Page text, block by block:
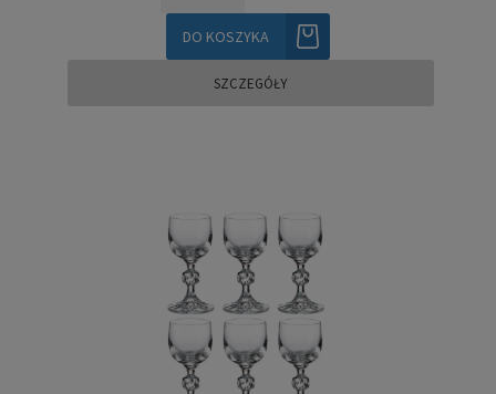
DO KOSZYKA
SZCZEGÓŁY